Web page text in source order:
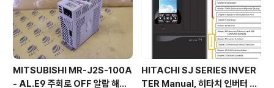
MITSUBISHI MR-J2S-100A
- AL.E9 주회로 OFF 알람 해결
HITACHI SJ SERIES INVER
TER Manual, 히타치 인버터 매